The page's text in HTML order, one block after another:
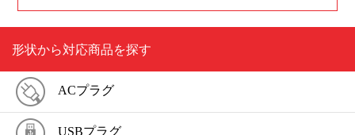
形状から対応商品を探す
ACプラグ
USBプラグ